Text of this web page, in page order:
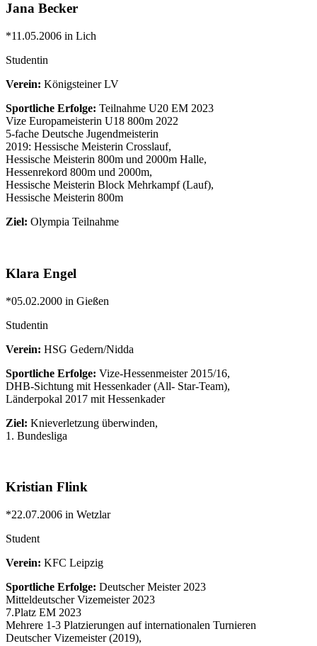
Jana Becker
*11.05.2006 in Lich
Studentin
Verein: Königsteiner LV
Sportliche Erfolge: Teilnahme U20 EM 2023
Vize Europameisterin U18 800m 2022
5-fache Deutsche Jugendmeisterin
2019: Hessische Meisterin Crosslauf,
Hessische Meisterin 800m und 2000m Halle,
Hessenrekord 800m und 2000m,
Hessische Meisterin Block Mehrkampf (Lauf),
Hessische Meisterin 800m
Ziel: Olympia Teilnahme
Klara Engel
*05.02.2000 in Gießen
Studentin
Verein: HSG Gedern/Nidda
Sportliche Erfolge: Vize-Hessenmeister 2015/16,
DHB-Sichtung mit Hessenkader (All- Star-Team),
Länderpokal 2017 mit Hessenkader
Ziel: Knieverletzung überwinden,
1. Bundesliga
Kristian Flink
*22.07.2006 in Wetzlar
Student
Verein: KFC Leipzig
Sportliche Erfolge: Deutscher Meister 2023
Mitteldeutscher Vizemeister 2023
7.Platz EM 2023
Mehrere 1-3 Platzierungen auf internationalen Turnieren
Deutscher Vizemeister (2019),